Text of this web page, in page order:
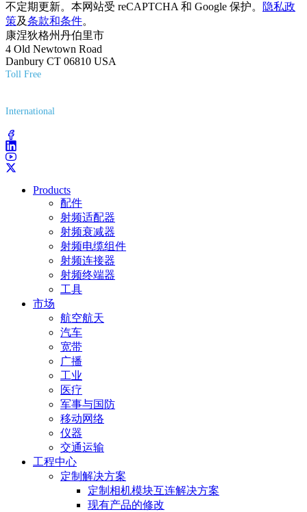
不定期更新。本网站受 reCAPTCHA 和 Google 保护。
隐私政
策及条款和条件。
康涅狄格州丹伯里市
4 Old Newtown Road
Danbury CT 06810 USA
Toll Free
International
Products
配件
射频适配器
射频衰减器
射频电缆组件
射频连接器
射频终端器
工具
市场
航空航天
汽车
宽带
广播
工业
医疗
军事与国防
移动网络
仪器
交通运输
工程中心
定制解决方案
定制相机模块互连解决方案
现有产品的修改